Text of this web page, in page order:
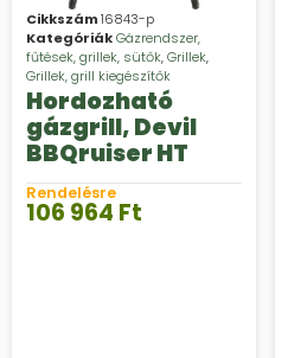
Cikkszám16843-p
KategóriákGázrendszer,
fűtések, grillek, sütők,Grillek,
Grillek, grill kiegészítők
Hordozható
gázgrill, Devil
BBQruiser HT
Rendelésre
106 964 Ft